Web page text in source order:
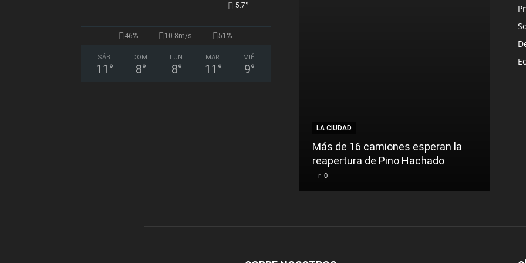
5.7°
46% 10.8m/s 51%
SÁB
11 °
DOM
8°
LUN
8°
MAR
11 °
MIÉ
9°
LA CIUDAD
Más de 16 camiones esperan la
reapertura de Pino Hachado
0